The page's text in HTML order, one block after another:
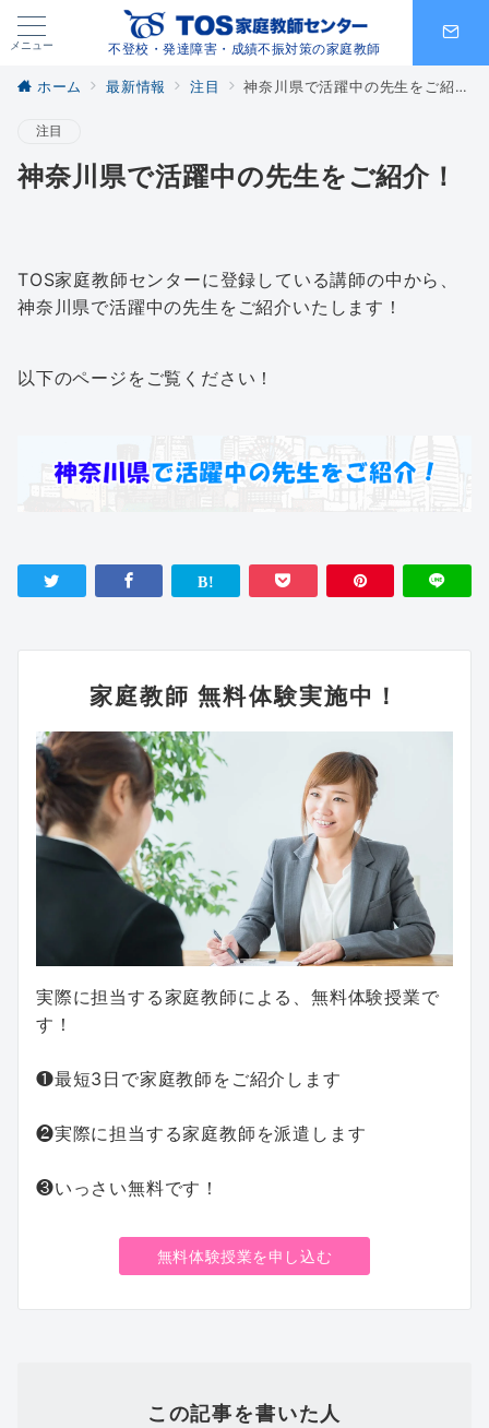
メニュー 不登校・発達障害・成績不振対策の家庭教師
ホーム 最新情報 注目 神奈川県で活躍中の先生をご紹介！
注目
神奈川県で活躍中の先生をご紹介！
TOS家庭教師センターに登録している講師の中から、
神奈川県で活躍中の先生をご紹介いたします！
以下のページをご覧ください！
家庭教師 無料体験実施中！
実際に担当する家庭教師による、無料体験授業で
す！
❶最短3日で家庭教師をご紹介します
❷実際に担当する家庭教師を派遣します
❸いっさい無料です！
無料体験授業を申し込む
この記事を書いた人